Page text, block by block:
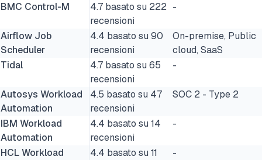
BMC Control-M
4.7 basato su 222
recensioni
-
Airflow Job
Scheduler
4.4 basato su 90
recensioni
On-premise, Public
cloud, SaaS
Tidal
4.7 basato su 65
recensioni
-
Autosys Workload
Automation
4.5 basato su 47
recensioni
SOC 2 - Type 2
IBM Workload
Automation
4.4 basato su 14
recensioni
-
HCL Workload
4.4 basato su 11
-